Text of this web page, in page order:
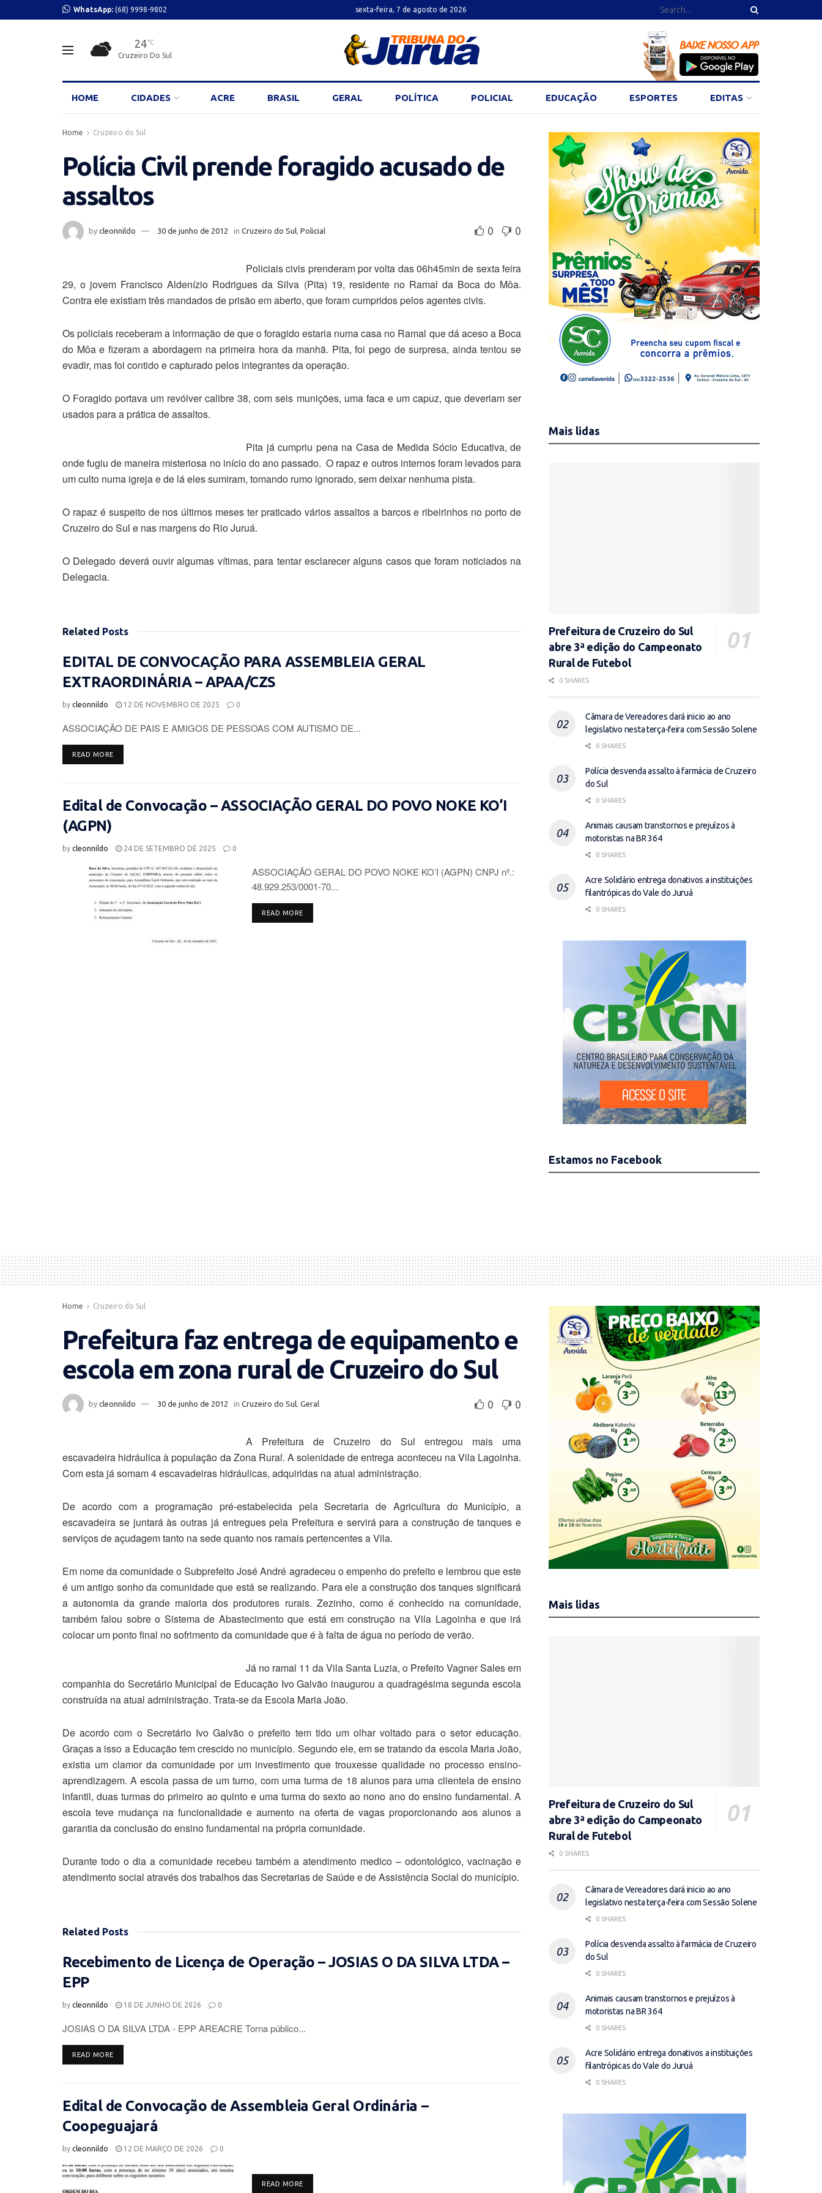
WhatsApp: (68) 9998-9802 sexta-feira, 7 de agosto de 2026
24 °C
Cruzeiro Do Sul
HOME CIDADES ACRE BRASIL GERAL POLÍTICA POLICIAL EDUCAÇÃO ESPORTES EDITAS
Home Cruzeiro do Sul
Polícia Civil prende foragido acusado de
assaltos
by cleonnildo 30 de junho de 2012 in Cruzeiro do Sul Policial 0 0
Policiais civis prenderam por volta das 06h45min de sexta feira
29, o jovem Francisco Aldenízio Rodrigues da Silva (Pita) 19, residente no Ramal da Boca do Môa.
Contra ele existiam três mandados de prisão em aberto, que foram cumpridos pelos agentes civis.
Os policiais receberam a informação de que o foragido estaria numa casa no Ramal que dá aceso a Boca
do Môa e fizeram a abordagem na primeira hora da manhã. Pita, foi pego de surpresa, ainda tentou se
evadir, mas foi contido e capturado pelos integrantes da operação.
O Foragido portava um revólver calibre 38, com seis munições, uma faca e um capuz, que deveriam ser
usados para a prática de assaltos.
Pita já cumpriu pena na Casa de Medida Sócio Educativa, de
onde fugiu de maneira misteriosa no início do ano passado. O rapaz e outros internos foram levados para
um culto numa igreja e de lá eles sumiram, tomando rumo ignorado, sem deixar nenhuma pista.
O rapaz é suspeito de nos últimos meses ter praticado vários assaltos a barcos e ribeirinhos no porto de
Cruzeiro do Sul e nas margens do Rio Juruá.
O Delegado deverá ouvir algumas vítimas, para tentar esclarecer alguns casos que foram noticiados na
Delegacia.
Related Posts
EDITAL DE CONVOCAÇÃO PARA ASSEMBLEIA GERAL
EXTRAORDINÁRIA – APAA/CZS
by cleonnildo 12 DE NOVEMBRO DE 2025 0
ASSOCIAÇÃO DE PAIS E AMIGOS DE PESSOAS COM AUTISMO DE...
READ MOREDETAILS
Edital de Convocação – ASSOCIAÇÃO GERAL DO POVO NOKE KO’I
(AGPN)
by cleonnildo 24 DE SETEMBRO DE 2025 0
ASSOCIAÇÃO GERAL DO POVO NOKE KO’I (AGPN) CNPJ nº.:
48.929.253/0001-70...
READ MOREDETAILS
Mais lidas
Prefeitura de Cruzeiro do Sul
abre 3ª edição do Campeonato
Rural de Futebol
0 SHARES
Câmara de Vereadores dará inicio ao ano
legislativo nesta terça-feira com Sessão Solene
0 SHARES
Polícia desvenda assalto à farmácia de Cruzeiro
do Sul
0 SHARES
Animais causam transtornos e prejuízos à
motoristas na BR 364
0 SHARES
Acre Solidário entrega donativos a instituições
filantrópicas do Vale do Juruá
0 SHARES
Estamos no Facebook
Home Cruzeiro do Sul
Prefeitura faz entrega de equipamento e
escola em zona rural de Cruzeiro do Sul
by cleonnildo 30 de junho de 2012 in Cruzeiro do Sul, Geral 0 0
A Prefeitura de Cruzeiro do Sul entregou mais uma
escavadeira hidráulica à população da Zona Rural. A solenidade de entrega aconteceu na Vila Lagoinha.
Com esta já somam 4 escavadeiras hidráulicas, adquiridas na atual administração.
De acordo com a programação pré-estabelecida pela Secretaria de Agricultura do Município, a
escavadeira se juntará às outras já entregues pela Prefeitura e servirá para a construção de tanques e
serviços de açudagem tanto na sede quanto nos ramais pertencentes a Vila.
Em nome da comunidade o Subprefeito José André agradeceu o empenho do prefeito e lembrou que este
é um antigo sonho da comunidade que está se realizando. Para ele a construção dos tanques significará
a autonomia da grande maioria dos produtores rurais. Zezinho, como é conhecido na comunidade,
também falou sobre o Sistema de Abastecimento que está em construção na Vila Lagoinha e que irá
colocar um ponto final no sofrimento da comunidade que é à falta de água no período de verão.
Já no ramal 11 da Vila Santa Luzia, o Prefeito Vagner Sales em
companhia do Secretário Municipal de Educação Ivo Galvão inaugurou a quadragésima segunda escola
construída na atual administração. Trata-se da Escola Maria João.
De acordo com o Secretário Ivo Galvão o prefeito tem tido um olhar voltado para o setor educação.
Graças a isso a Educação tem crescido no município. Segundo ele, em se tratando da escola Maria João,
existia um clamor da comunidade por um investimento que trouxesse qualidade no processo ensino-
aprendizagem. A escola passa de um turno, com uma turma de 18 alunos para uma clientela de ensino
infantil, duas turmas do primeiro ao quinto e uma turma do sexto ao nono ano do ensino fundamental. A
escola teve mudança na funcionalidade e aumento na oferta de vagas proporcionando aos alunos a
garantia da conclusão do ensino fundamental na própria comunidade.
Durante todo o dia a comunidade recebeu também a atendimento medico – odontológico, vacinação e
atendimento social através dos trabalhos das Secretarias de Saúde e de Assistência Social do município.
Related Posts
Recebimento de Licença de Operação – JOSIAS O DA SILVA LTDA –
EPP
by cleonnildo 18 DE JUNHO DE 2026 0
JOSIAS O DA SILVA LTDA - EPP AREACRE Torna público...
READ MOREDETAILS
Edital de Convocação de Assembleia Geral Ordinária –
Coopeguajará
by cleonnildo 12 DE MARÇO DE 2026 0
READ MOREDETAILS
Mais lidas
Prefeitura de Cruzeiro do Sul
abre 3ª edição do Campeonato
Rural de Futebol
0 SHARES
Câmara de Vereadores dará inicio ao ano
legislativo nesta terça-feira com Sessão Solene
0 SHARES
Polícia desvenda assalto à farmácia de Cruzeiro
do Sul
0 SHARES
Animais causam transtornos e prejuízos à
motoristas na BR 364
0 SHARES
Acre Solidário entrega donativos a instituições
filantrópicas do Vale do Juruá
0 SHARES